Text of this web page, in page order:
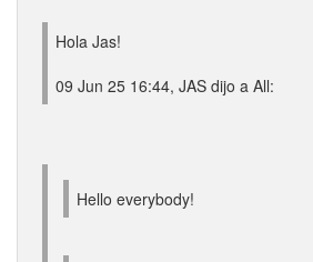
Hola Jas!
09 Jun 25 16:44, JAS dijo a All:
Hello everybody!